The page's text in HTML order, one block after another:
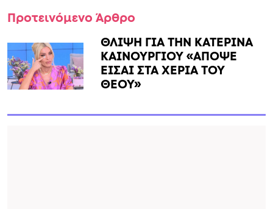
Προτεινόμενο Άρθρο
ΘΛΙΨΗ ΓΙΑ ΤΗΝ ΚΑΤΕΡΙΝΑ
ΚΑΙΝΟΥΡΓΙΟΥ «ΑΠΟΨΕ
ΕΙΣΑΙ ΣΤΑ ΧΕΡΙΑ ΤΟΥ
ΘΕΟΥ»